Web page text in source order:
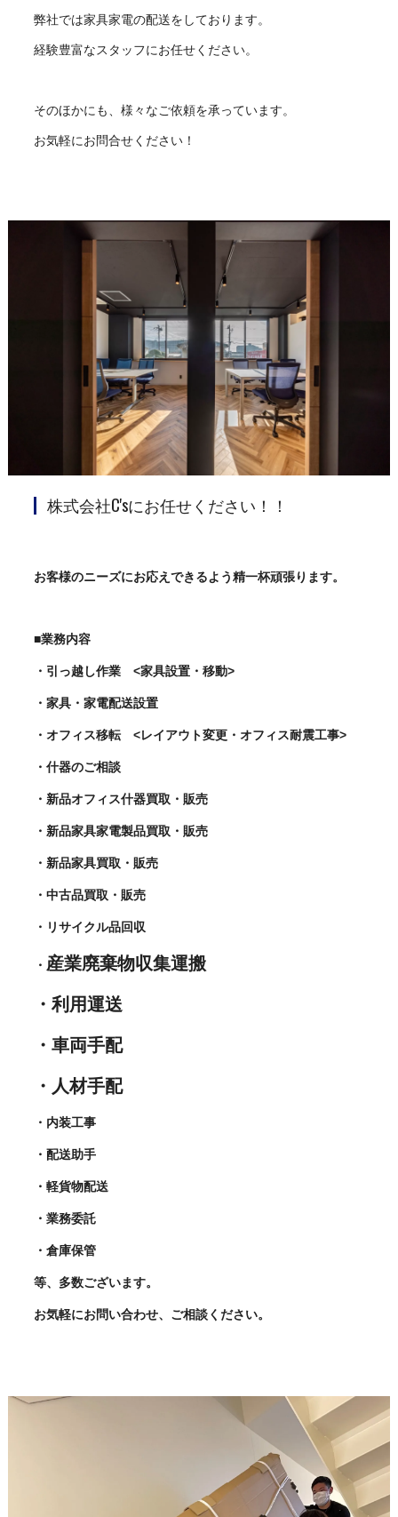
弊社では家具家電の配送をしております。
経験豊富なスタッフにお任せください。
そのほかにも、様々なご依頼を承っています。
お気軽にお問合せください！
株式会社C'sにお任せください！！
お客様のニーズにお応えできるよう精一杯頑張ります。
■業務内容
・引っ越し作業 <家具設置・移動>
・家具・家電配送設置
・オフィス移転 <レイアウト変更・オフィス耐震工事>
・什器のご相談
・新品オフィス什器買取・販売
・新品家具家電製品買取・販売
・新品家具買取・販売
・中古品買取・販売
・リサイクル品回収
・ 産業廃棄物収集運搬
・利用運送
・車両手配
・人材手配
・内装工事
・配送助手
・軽貨物配送
・業務委託
・倉庫保管
等、多数ございます。
お気軽にお問い合わせ、ご相談ください。